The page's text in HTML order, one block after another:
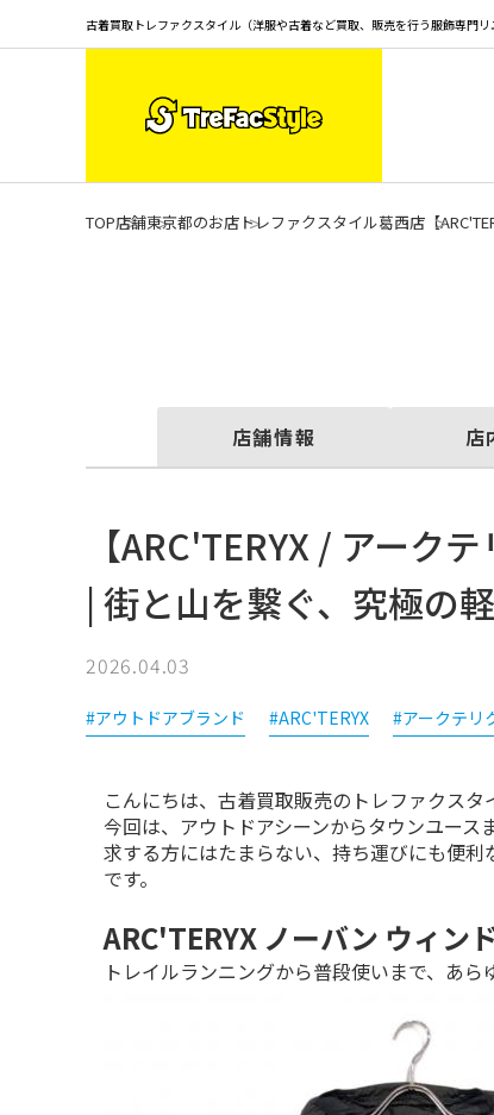
古着買取トレファクスタイル（洋服や古着など買取、販売を行う服飾専門リ
TOP店舗東京都のお店 トレファクスタイル葛西店 【
店舗情報 店
【ARC'TERYX / アー
| 街と山を繋ぐ、究極の
2026.04.03
#アウトドアブランド #ARC'TERYX #アークテリ
こんにちは、古着買取販売のトレファクスタ
今回は、アウトドアシーンからタウンユー
求する方にはたまらない、持ち運びにも便
です。
ARC'TERYX ノーバン ウィン
トレイルランニングから普段使いまで、あ